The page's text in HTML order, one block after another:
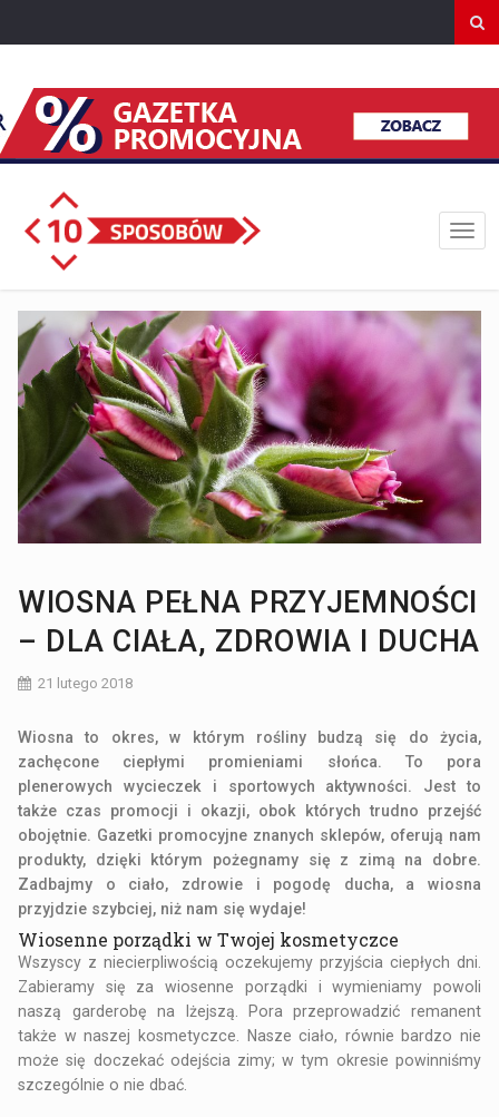
WIOSNA PEŁNA PRZYJEMNOŚCI
– DLA CIAŁA, ZDROWIA I DUCHA
21 lutego 2018
Wiosna to okres, w którym rośliny budzą się do życia,
zachęcone ciepłymi promieniami słońca. To pora
plenerowych wycieczek i sportowych aktywności. Jest to
także czas promocji i okazji, obok których trudno przejść
obojętnie. Gazetki promocyjne znanych sklepów, oferują nam
produkty, dzięki którym pożegnamy się z zimą na dobre.
Zadbajmy o ciało, zdrowie i pogodę ducha, a wiosna
przyjdzie szybciej, niż nam się wydaje!
Wiosenne porządki w Twojej kosmetyczce
Wszyscy z niecierpliwością oczekujemy przyjścia ciepłych dni.
Zabieramy się za wiosenne porządki i wymieniamy powoli
naszą garderobę na lżejszą. Pora przeprowadzić remanent
także w naszej kosmetyczce. Nasze ciało, równie bardzo nie
może się doczekać odejścia zimy; w tym okresie powinniśmy
szczególnie o nie dbać.